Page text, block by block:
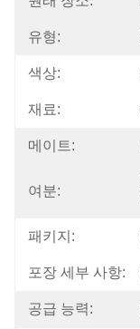
유형:
색상:
재료:
메이트:
여분:
패키지:
포장 세부 사항:
공급 능력: